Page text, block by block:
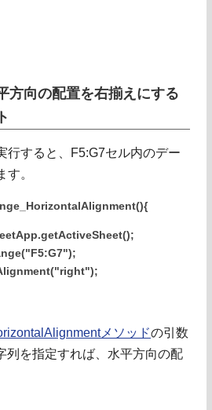
方向の配置を右揃えにする
行すると、F5:G7セル内のデー
す。
メソッドの引数
列を指定すれば、水平方向の配